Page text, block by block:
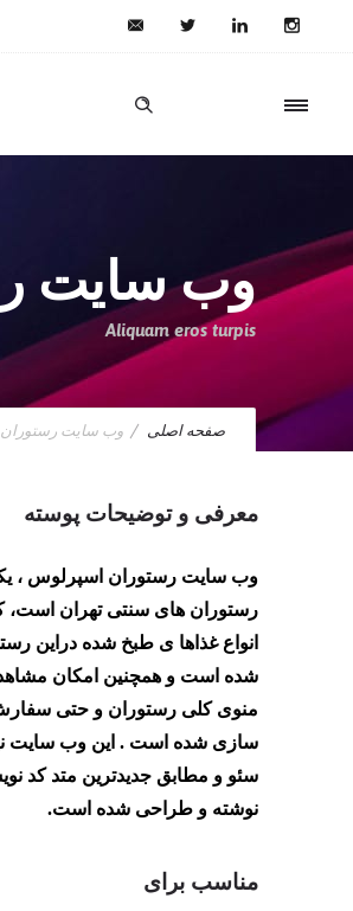
وب سایت
Aliquam eros turpis
صفحه اصلی وب سایت
معرفی و توضیحات پوسته
وب سایت رستوران اسپرلوس ،
رستوران های سنتی تهران است،
انواع غذاها ی طبخ شده دراین
شده است و همچنین امکان
منوی کلی رستوران و حتی سفارش
سازی شده است . این وب سایت
سئو و مطابق جدیدترین متد کد
نوشته و طراحی شده است.
مناسب برای